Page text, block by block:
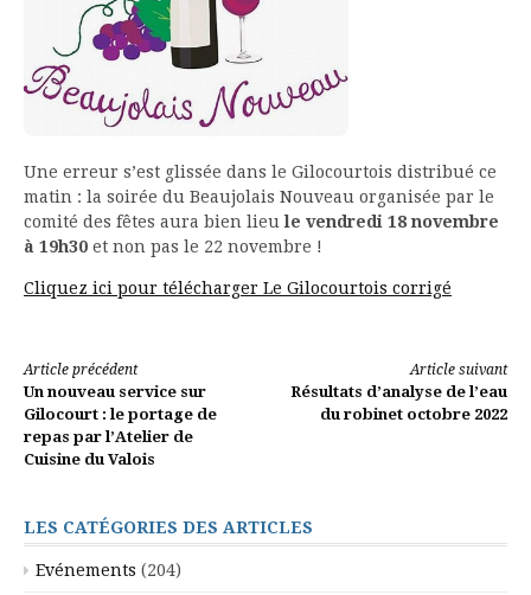
Une erreur s’est glissée dans le Gilocourtois distribué ce
matin : la soirée du Beaujolais Nouveau organisée par le
comité des fêtes aura bien lieule vendredi 18 novembre
à 19h30 et non pas le 22 novembre !
Cliquez ici pour télécharger Le Gilocourtois corrigé
Lire
la
suite
Article précédent
Un nouveau service sur
Gilocourt : le portage de
repas par l’Atelier de
Cuisine du Valois
Article suivant
Résultats d’analyse de l’eau
du robinet octobre 2022
LES CATÉGORIES DES ARTICLES
Evénements (204)